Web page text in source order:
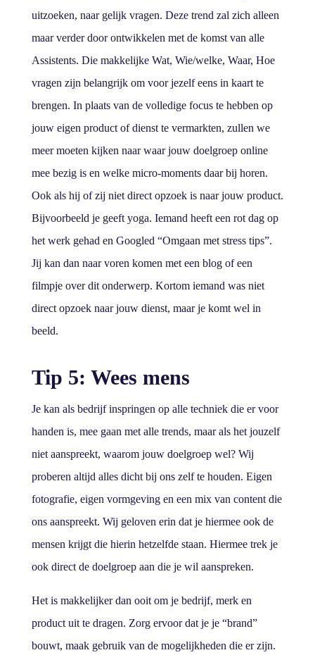
uitzoeken, naar gelijk vragen. Deze trend zal zich alleen
maar verder door ontwikkelen met de komst van alle
Assistents. Die makkelijke Wat, Wie/welke, Waar, Hoe
vragen zijn belangrijk om voor jezelf eens in kaart te
brengen. In plaats van de volledige focus te hebben op
jouw eigen product of dienst te vermarkten, zullen we
meer moeten kijken naar waar jouw doelgroep online
mee bezig is en welke micro-moments daar bij horen.
Ook als hij of zij niet direct opzoek is naar jouw product.
Bijvoorbeeld je geeft yoga. Iemand heeft een rot dag op
het werk gehad en Googled “Omgaan met stress tips”.
Jij kan dan naar voren komen met een blog of een
filmpje over dit onderwerp. Kortom iemand was niet
direct opzoek naar jouw dienst, maar je komt wel in
beeld.
Tip 5: Wees mens
Je kan als bedrijf inspringen op alle techniek die er voor
handen is, mee gaan met alle trends, maar als het jouzelf
niet aanspreekt, waarom jouw doelgroep wel? Wij
proberen altijd alles dicht bij ons zelf te houden. Eigen
fotografie, eigen vormgeving en een mix van content die
ons aanspreekt. Wij geloven erin dat je hiermee ook de
mensen krijgt die hierin hetzelfde staan. Hiermee trek je
ook direct de doelgroep aan die je wil aanspreken.
Het is makkelijker dan ooit om je bedrijf, merk en
product uit te dragen. Zorg ervoor dat je je “brand”
bouwt, maak gebruik van de mogelijkheden die er zijn.